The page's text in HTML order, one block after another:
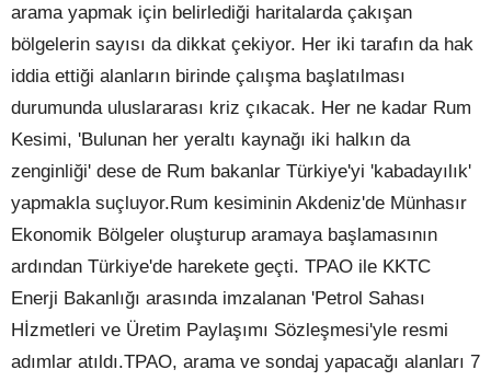
arama yapmak için belirlediği haritalarda çakışan
bölgelerin sayısı da dikkat çekiyor. Her iki tarafın da hak
iddia ettiği alanların birinde çalışma başlatılması
durumunda uluslararası kriz çıkacak. Her ne kadar Rum
Kesimi, 'Bulunan her yeraltı kaynağı iki halkın da
zenginliği' dese de Rum bakanlar Türkiye'yi 'kabadayılık'
yapmakla suçluyor.Rum kesiminin Akdeniz'de Münhasır
Ekonomik Bölgeler oluşturup aramaya başlamasının
ardından Türkiye'de harekete geçti. TPAO ile KKTC
Enerji Bakanlığı arasında imzalanan 'Petrol Sahası
Hİzmetleri ve Üretim Paylaşımı Sözleşmesi'yle resmi
adımlar atıldı.TPAO, arama ve sondaj yapacağı alanları 7